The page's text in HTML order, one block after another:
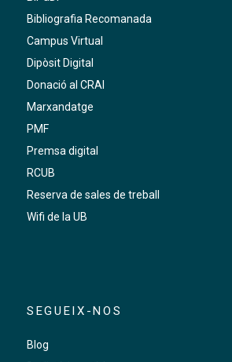
Bibliografia Recomanada
Campus Virtual
Dipòsit Digital
Donació al CRAI
Marxandatge
PMF
Premsa digital
RCUB
Reserva de sales de treball
Wifi de la UB
SEGUEIX-NOS
Blog